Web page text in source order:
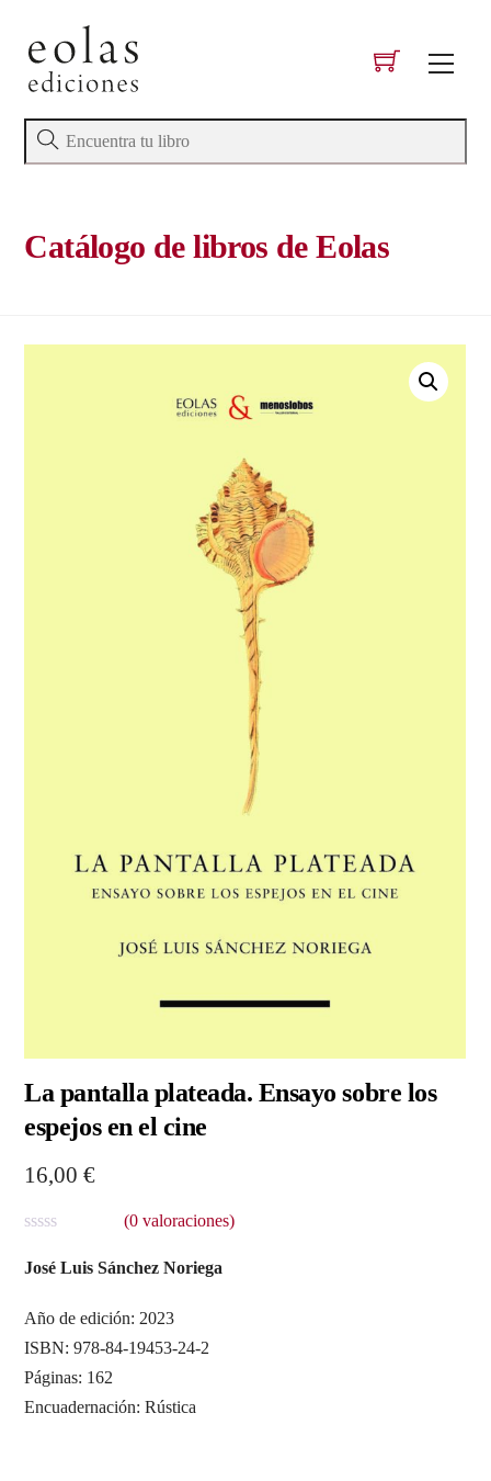
content
Catálogo de libros de Eolas
La pantalla plateada. Ensayo sobre los
espejos en el cine
16,00€
a
r
d
o
c
o
(0valoraciones)
José Luis Sánchez Noriega
Año de edición: 2023
ISBN: 978-84-19453-24-2
Páginas: 162
Encuadernación: Rústica